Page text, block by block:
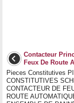
Contacteur
Feux De Route
Pieces Constitutives
CONSTITUTIVES
CONTACTEUR DE
ROUTE